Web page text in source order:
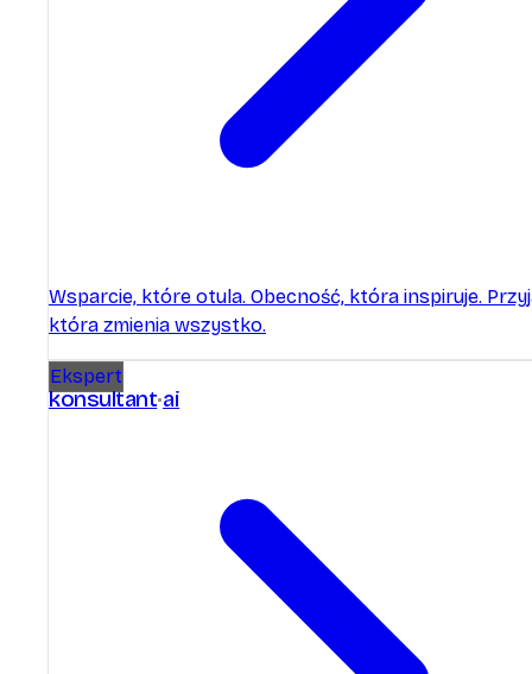
Wsparcie, które otula. Obecność, która inspiruje.
która zmienia wszystko.
Ekspert
konsultant ai